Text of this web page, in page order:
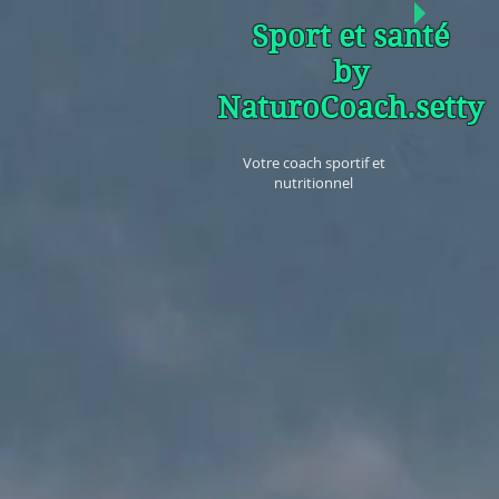
Sport et santé
by
NaturoCoach.setty
Votre coach sportif et
nutritionnel